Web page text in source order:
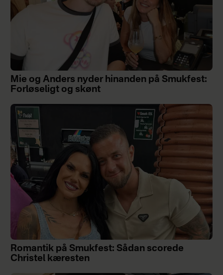
Mie og Anders nyder hinanden på Smukfest:
Forløseligt og skønt
Romantik på Smukfest: Sådan scorede
Christel kæresten